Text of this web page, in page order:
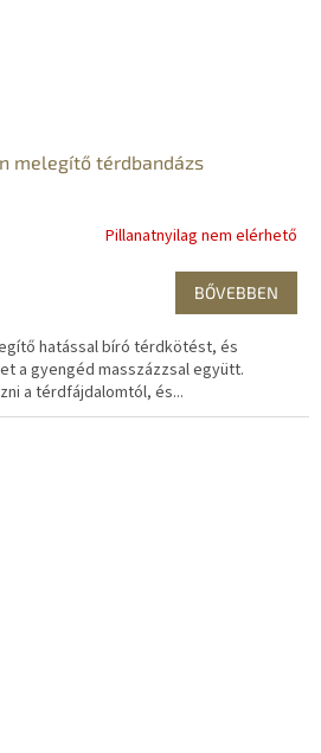
melegítő térdbandázs
Pillanatnyilag nem elérhető
BŐVEBBEN
hatással bíró térdkötést, és
a gyengéd masszázzsal együtt.
a térdfájdalomtól, és...